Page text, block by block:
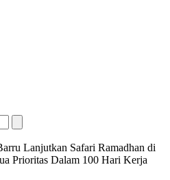
Lanjutkan Safari Ramadhan di
Prioritas Dalam 100 Hari Kerja